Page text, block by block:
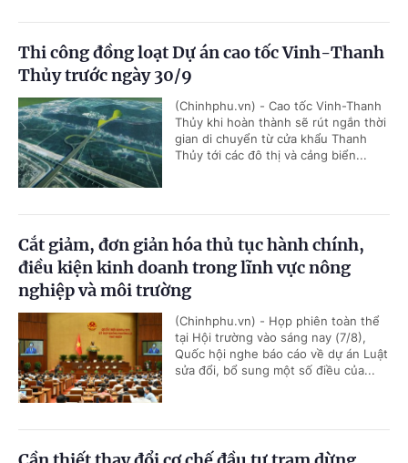
Thi công đồng loạt Dự án cao tốc Vinh-Thanh
Thủy trước ngày 30/9
(Chinhphu.vn) - Cao tốc Vinh-Thanh
Thủy khi hoàn thành sẽ rút ngắn thời
gian di chuyển từ cửa khẩu Thanh
Thủy tới các đô thị và cảng biển...
Cắt giảm, đơn giản hóa thủ tục hành chính,
điều kiện kinh doanh trong lĩnh vực nông
nghiệp và môi trường
(Chinhphu.vn) - Họp phiên toàn thể
tại Hội trường vào sáng nay (7/8),
Quốc hội nghe báo cáo về dự án Luật
sửa đổi, bổ sung một số điều của...